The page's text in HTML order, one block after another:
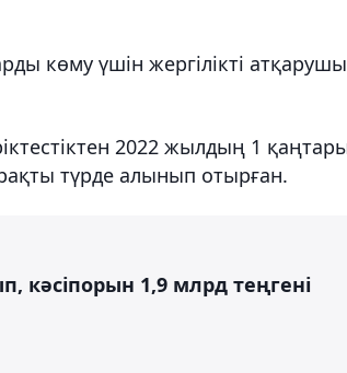
көму үшін жергілікті атқарушы
2022 жылдың 1
түрде алынып отырған.
кәсіпорын 1,9 млрд теңгені